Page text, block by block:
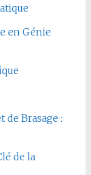
en Génie
de Brasage :
de la